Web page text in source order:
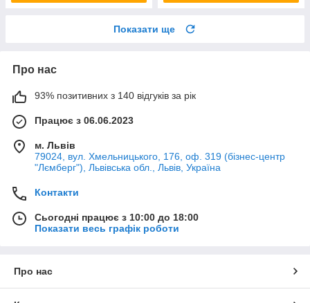
Показати ще
Про нас
93% позитивних з 140 відгуків за рік
Працює з 06.06.2023
м. Львів
79024, вул. Хмельницького, 176, оф. 319 (бізнес-центр
"Лємберг"), Львівська обл., Львів, Україна
Контакти
Сьогодні працює з 10:00 до 18:00
Показати весь графік роботи
Про нас